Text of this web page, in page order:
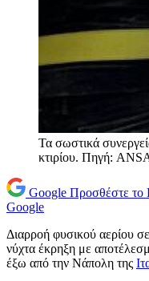
Τα σωστικά
κτιρίου. Πηγή:
Google Προσθέστε το
Google
Διαρροή φυσικού αερίου
νύχτα έκρηξη με
έξω από την Νάπολη της